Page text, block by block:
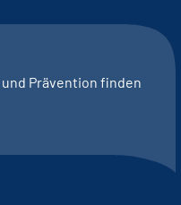
Prävention finden